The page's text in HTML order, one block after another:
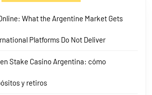
What the Argentine Market Gets
Platforms Do Not Deliver
Stake Casino Argentina: cómo
y retiros